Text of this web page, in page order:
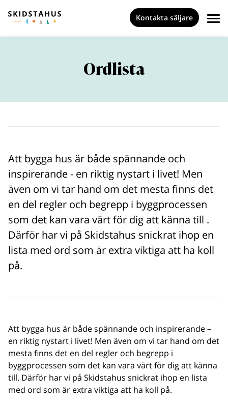
Kontakta säljare
Ordlista
Att bygga hus är både spännande och
inspirerande - en riktig nystart i livet! Men
även om vi tar hand om det mesta finns det
en del regler och begrepp i byggprocessen
som det kan vara värt för dig att känna till .
Därför har vi på Skidstahus snickrat ihop en
lista med ord som är extra viktiga att ha koll
på.
Att bygga hus är både spännande och inspirerande –
en riktig nystart i livet! Men även om vi tar hand om det
mesta finns det en del regler och begrepp i
byggprocessen som det kan vara värt för dig att känna
till. Därför har vi på Skidstahus snickrat ihop en lista
med ord som är extra viktiga att ha koll på.